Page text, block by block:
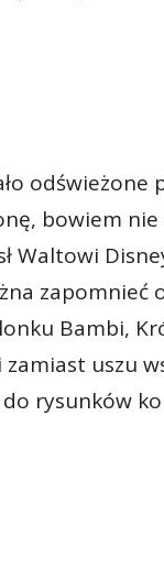
bowiem nie
Waltowi
zapomnieć
Bambi,
zamiast uszu
rysunków